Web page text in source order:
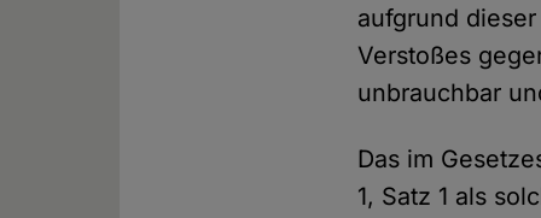
aufgrund
Verstoßes
unbrauchbar
Das im
1, Satz 1 als